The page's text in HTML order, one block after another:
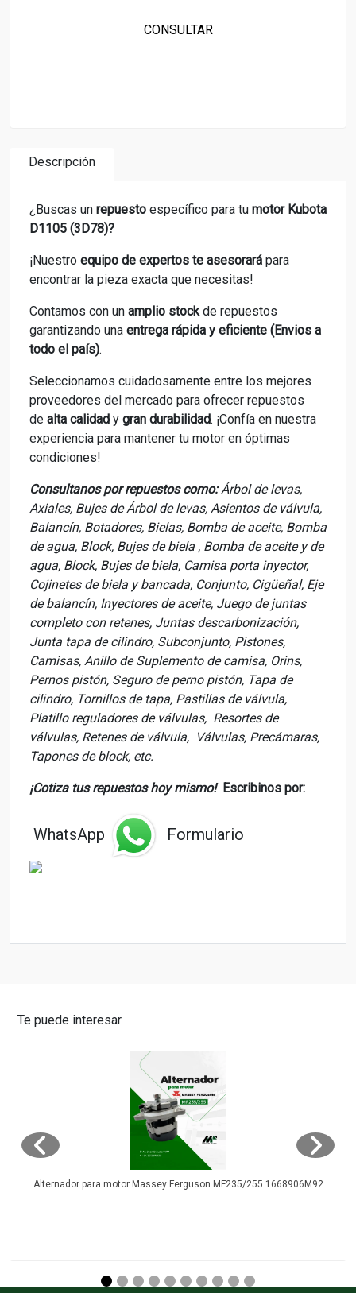
CONSULTAR
Descripción
¿Buscas un repuesto específico para tu motor Kubota
D1105 (3D78)?
¡Nuestro equipo de expertos te asesorará para
encontrar la pieza exacta que necesitas!
Contamos con un amplio stockde repuestos
garantizando una entrega rápida y eficiente (Envios a
todo el país).
Seleccionamos cuidadosamente entre los mejores
proveedores del mercado para ofrecer repuestos
de alta calidad y gran durabilidad. ¡Confía en nuestra
experiencia para mantener tu motor en óptimas
condiciones!
Consultanos por repuestos como:Árbol de levas,
Axiales, Bujes de Árbol de levas, Asientos de válvula,
Balancín, Botadores, Bielas, Bomba de aceite, Bomba
de agua, Block, Bujes de biela , Bomba de aceite y de
agua, Block, Bujes de biela, Camisa porta inyector,
Cojinetes de biela y bancada, Conjunto, Cigüeñal, Eje
de balancín, Inyectores de aceite, Juego de juntas
completo con retenes, Juntas descarbonización,
Junta tapa de cilindro, Subconjunto, Pistones,
Camisas, Anillo de Suplemento de camisa, Orins,
Pernos pistón, Seguro de perno pistón, Tapa de
cilindro, Tornillos de tapa, Pastillas de válvula,
Platillo reguladores de válvulas, Resortes de
válvulas, Retenes de válvula, Válvulas, Precámaras,
Tapones de block, etc.
¡Cotiza tus repuestos hoy mismo! Escribinos por:
WhatsApp Formulario
Te puede interesar
Alternador para motor Massey Ferguson MF235/255 1668906M92